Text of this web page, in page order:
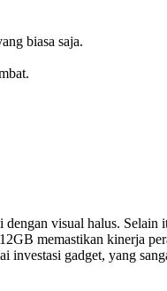
biasa saja.
visual halus.
memastikan kinerja
investasi gadget, yang